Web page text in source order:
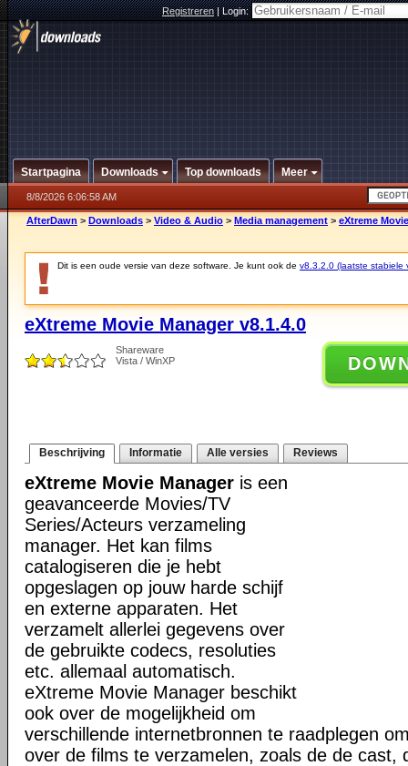
Registreren|Login:
Startpagina Downloads Top downloads Meer
8/8/2026 6:06:58 AM
AfterDawn > Downloads > Video & Audio > Media management > eXtreme
Dit is een oude versie van deze software. Je kunt ook de v8.3.2.0 (laatste stabiele
eXtreme Movie Manager v8.1.4.0
Shareware
Vista / WinXP
Beschrijving Informatie Alle versies Reviews
eXtreme Movie Manager is een
geavanceerde Movies/TV
Series/Acteurs verzameling
manager. Het kan films
catalogiseren die je hebt
opgeslagen op jouw harde schijf
en externe apparaten. Het
verzamelt allerlei gegevens over
de gebruikte codecs, resoluties
etc. allemaal automatisch.
eXtreme Movie Manager beschikt
ook over de mogelijkheid om
verschillende internetbronnen te raadplegen
over de films te verzamelen, zoals de de cast,